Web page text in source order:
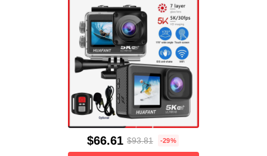
$66.61 $93.81 -29%